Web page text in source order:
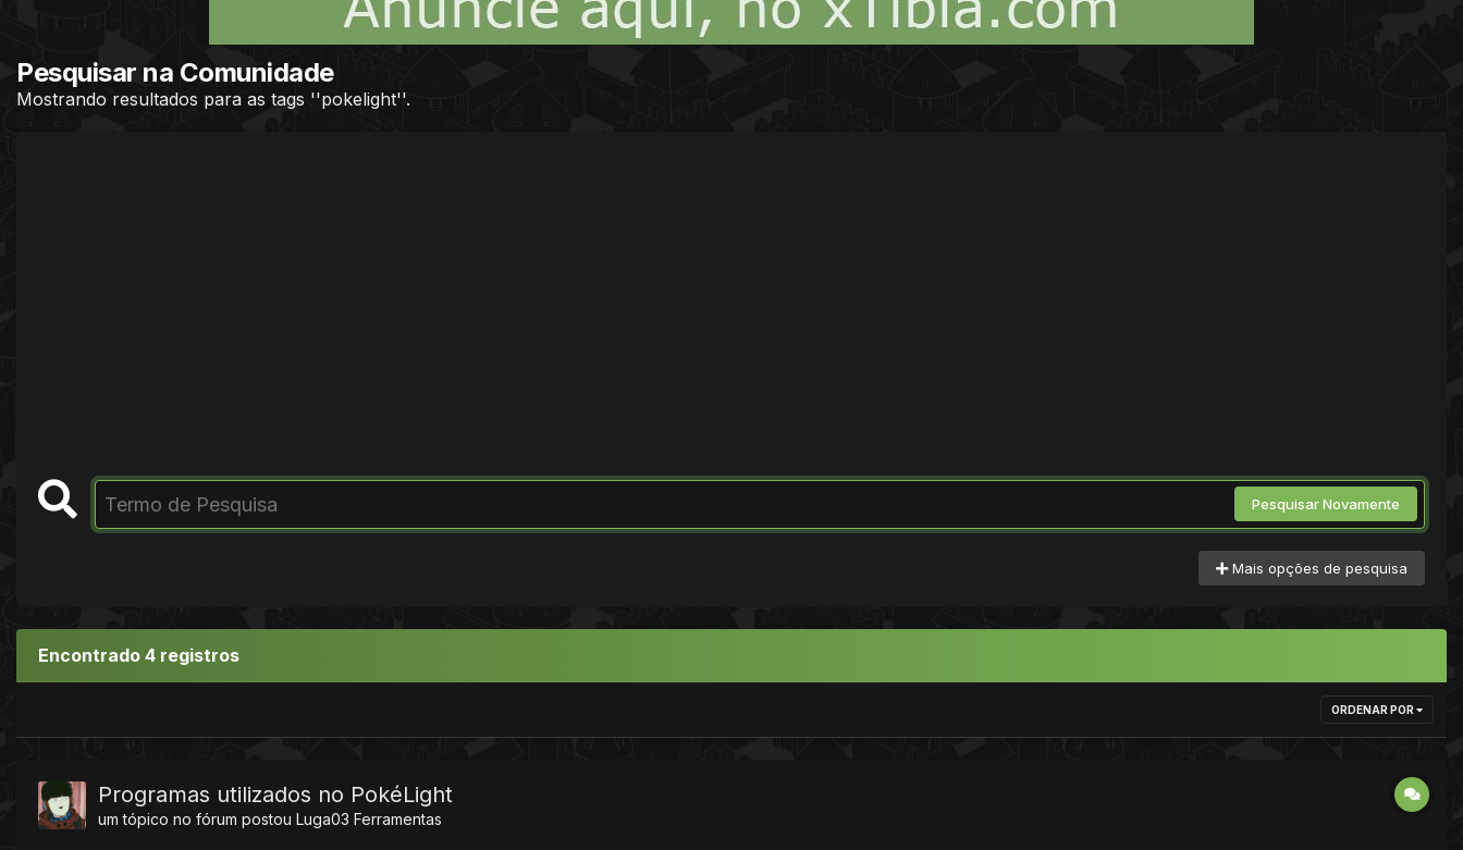
Pesquisar na Comunidade
Mostrando resultados para as tags ''pokelight''.
Pesquisar Novamente
Mais opções de pesquisa
Encontrado 4 registros
ORDENAR POR
Programas utilizados no PokéLight
um tópico no fórum postou Luga03 Ferramentas